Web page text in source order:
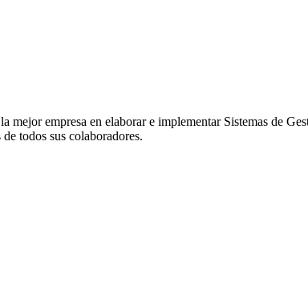
empresa en elaborar e implementar Sistemas de
todos sus colaboradores.